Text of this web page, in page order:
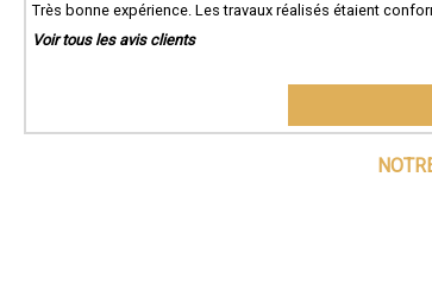
Très bonne expérience. Les travaux réalisés étaient
Voir tous les avis clients